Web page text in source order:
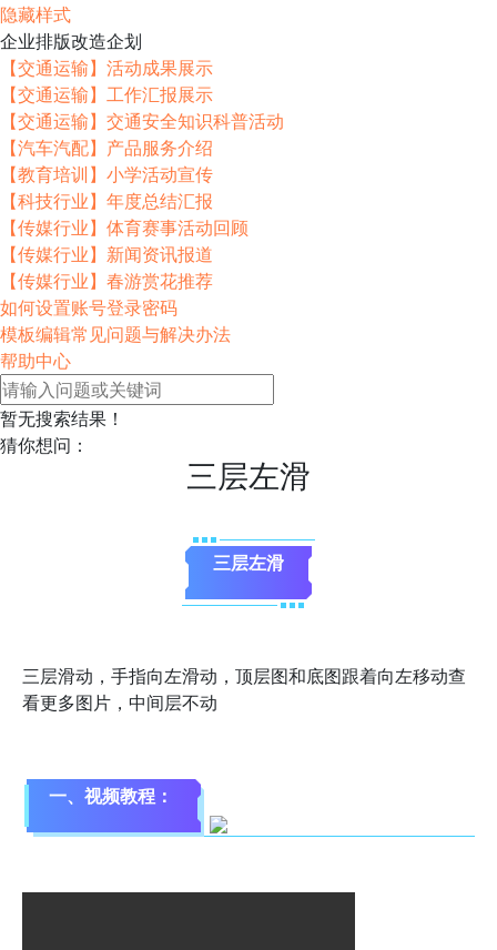
隐藏样式
企业排版改造企划
【交通运输】活动成果展示
【交通运输】工作汇报展示
【交通运输】交通安全知识科普活动
【汽车汽配】产品服务介绍
【教育培训】小学活动宣传
【科技行业】年度总结汇报
【传媒行业】体育赛事活动回顾
【传媒行业】新闻资讯报道
【传媒行业】春游赏花推荐
如何设置账号登录密码
模板编辑常见问题与解决办法
帮助中心
暂无搜索结果！
猜你想问：
三层左滑
三层左滑
三层滑动，手指向左滑动，顶层图和底图跟着向左移动查
看更多图片，中间层不动
一、视频教程：